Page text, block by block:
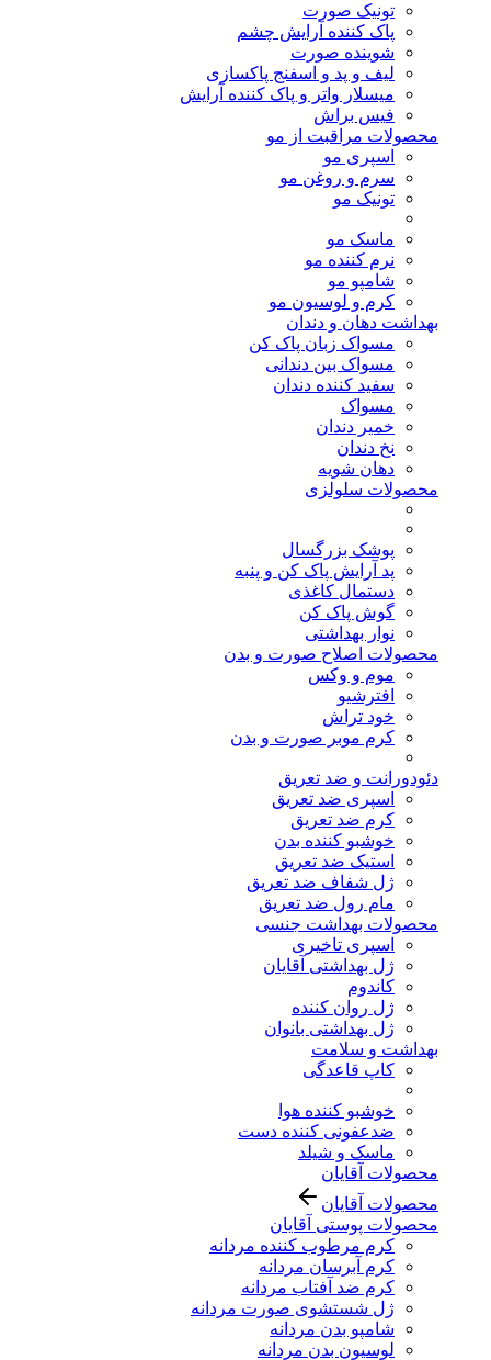
تونیک صورت
پاک کننده آرایش چشم
شوینده صورت
لیف و پد و اسفنج پاکسازی
میسلار واتر و پاک کننده آرایش
فیس براش
محصولات مراقبت از مو
اسپری مو
سرم و روغن مو
تونیک مو
ماسک مو
نرم کننده مو
شامپو مو
کرم و لوسیون مو
بهداشت دهان و دندان
مسواک زبان پاک کن
مسواک بین دندانی
سفید کننده دندان
مسواک
خمیر دندان
نخ دندان
دهان شویه
محصولات سلولزی
پوشک بزرگسال
پد آرایش پاک کن و پنبه
دستمال کاغذی
گوش پاک کن
نوار بهداشتی
محصولات اصلاح صورت و بدن
موم و وکس
افترشیو
خود تراش
کرم موبر صورت و بدن
دئودورانت و ضد تعریق
اسپری ضد تعریق
کرم ضد تعریق
خوشبو کننده بدن
استیک ضد تعریق
ژل شفاف ضد تعریق
مام رول ضد تعریق
محصولات بهداشت جنسی
اسپری تاخیری
ژل بهداشتی آقایان
کاندوم
ژل روان کننده
ژل بهداشتی بانوان
بهداشت و سلامت
کاپ قاعدگی
خوشبو کننده هوا
ضدعفونی کننده دست
ماسک و شیلد
محصولات آقایان
محصولات آقایان
محصولات پوستی آقایان
کرم مرطوب کننده مردانه
کرم آبرسان مردانه
کرم ضد آفتاب مردانه
ژل شستشوی صورت مردانه
شامپو بدن مردانه
لوسیون بدن مردانه